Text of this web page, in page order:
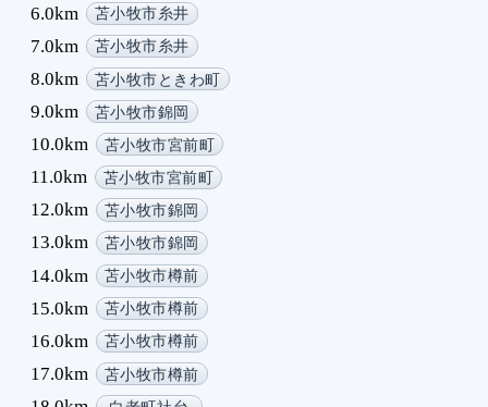
6.0km 苫小牧市糸井
7.0km 苫小牧市糸井
8.0km 苫小牧市ときわ町
9.0km 苫小牧市錦岡
10.0km 苫小牧市宮前町
11.0km 苫小牧市宮前町
12.0km 苫小牧市錦岡
13.0km 苫小牧市錦岡
14.0km 苫小牧市樽前
15.0km 苫小牧市樽前
16.0km 苫小牧市樽前
17.0km 苫小牧市樽前